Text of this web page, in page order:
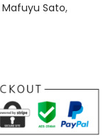
Mafuyu Sato,